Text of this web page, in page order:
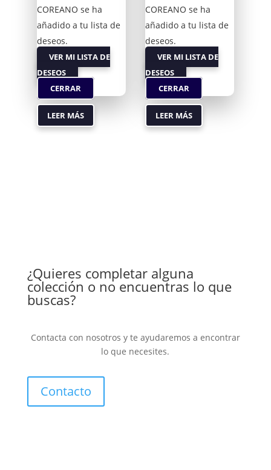
COREANO se ha
añadido a tu lista de
deseos.
VER MI LISTA DE
DESEOS
CERRAR
LEER MÁS
COREANO se ha
añadido a tu lista de
deseos.
VER MI LISTA DE
DESEOS
CERRAR
LEER MÁS
¿Quieres completar alguna
colección o no encuentras lo que
buscas?
Contacta con nosotros y te ayudaremos a encontrar
lo que necesites.
Contacto